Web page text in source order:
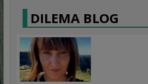
DILEMA BLOG